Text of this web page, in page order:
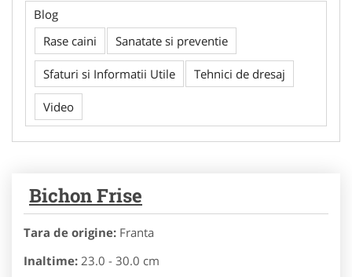
Blog
Rase caini
Sanatate si preventie
Sfaturi si Informatii Utile Tehnici de dresaj
Video
Bichon Frise
Tara de origine: Franta
Inaltime: 23.0 - 30.0 cm